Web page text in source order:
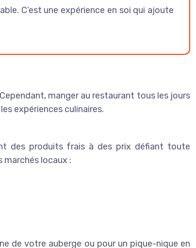
C’est une expérience en soi qui ajoute
manger au restaurant tous les jours
expériences culinaires.
des produits frais à des prix défiant toute
locaux :
de votre auberge ou pour un pique-nique en